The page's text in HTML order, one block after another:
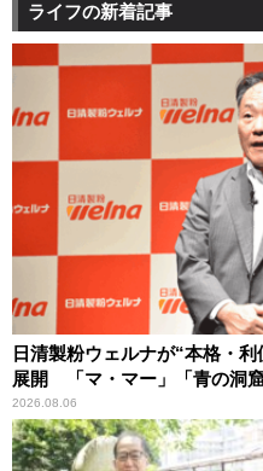
ライフの新着記事
日清製粉ウェルナが“本格・
展開 「マ・マー」「青の洞
2026.08.06